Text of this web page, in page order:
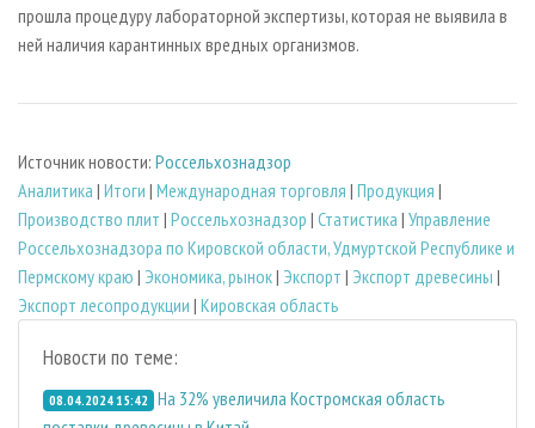
прошла процедуру лабораторной экспертизы, которая не выявила в
ней наличия карантинных вредных организмов.
Источник новости: Россельхознадзор
Аналитика | Итоги | Международная торговля | Продукция |
Производство плит | Россельхознадзор | Статистика | Управление
Россельхознадзора по Кировской области, Удмуртской Республике и
Пермскому краю | Экономика, рынок| Экспорт | Экспорт древесины |
Экспорт лесопродукции | Кировская область
Новости по теме:
08.04.2024 15:42 На 32% увеличила Костромская область